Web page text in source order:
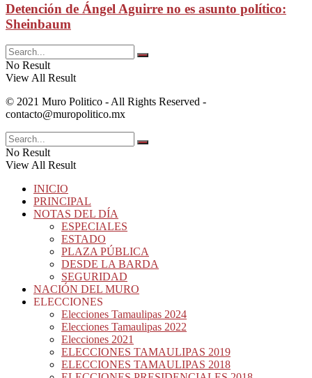
Detención de Ángel Aguirre no es asunto político:
Sheinbaum
No Result
View All Result
© 2021 Muro Politico - All Rights Reserved -
contacto@muropolitico.mx
No Result
View All Result
INICIO
PRINCIPAL
NOTAS DEL DÍA
ESPECIALES
ESTADO
PLAZA PÚBLICA
DESDE LA BARDA
SEGURIDAD
NACIÓN DEL MURO
ELECCIONES
Elecciones Tamaulipas 2024
Elecciones Tamaulipas 2022
Elecciones 2021
ELECCIONES TAMAULIPAS 2019
ELECCIONES TAMAULIPAS 2018